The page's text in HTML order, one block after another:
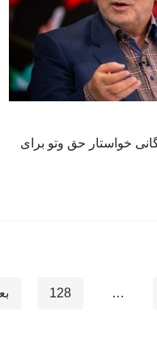
خواستار حق وتو برای
…
128